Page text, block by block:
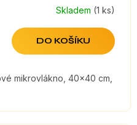
Skladem (1 ks)
DO KOŠÍKU
mikrovlákno, 40x40 cm,